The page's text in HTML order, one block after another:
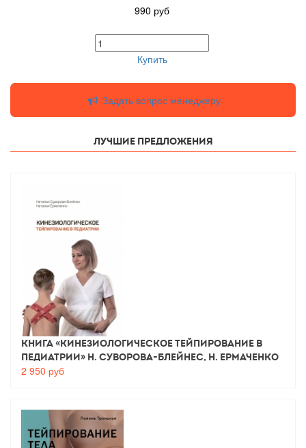
990 руб
Купить
Задать вопрос менеджеру
Лучшие предложения
Книга «Кинезиологическое тейпирование в
педиатрии» Н. Суворова-Блейнес, Н. Ермаченко
2 950 руб